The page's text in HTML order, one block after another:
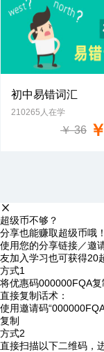
免费试学
初中易错词汇
210265人在学
￥ 36
超级币不够？
分享也能赚取超级币哦！
使用您的分享链接／邀
友加入学习也可获得20
方式1
将优惠码000000FQA复
直接复制话术：
使用邀请码
复制
方式2
直接扫描以下二维码，